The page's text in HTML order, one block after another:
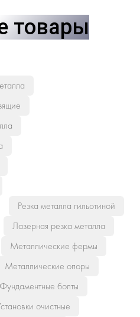
товары
Резка металла гильотиной
Лазерная резка металла
Металлические фермы
Металлические опоры
Фундаментные болты
очистные